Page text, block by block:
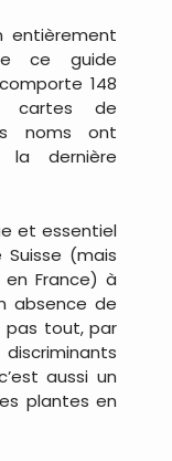
entièrement
ce guide
148
cartes de
noms ont
dernière
et essentiel
(mais
en France) à
absence de
pas tout, par
aussi un
plantes en